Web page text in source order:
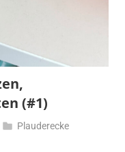
(#1)
Plauderecke